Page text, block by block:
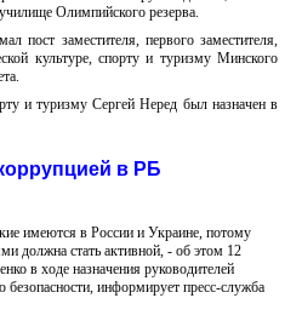
Олимпийского резерва.
пост заместителя, первого заместителя,
культуре, спорту и туризму Минского
и туризму Сергей Неред был назначен в
в РБ
имеются в России и Украине, потому
должна стать активной, - об этом 12
в ходе назначения руководителей
безопасности, информирует пресс-служба